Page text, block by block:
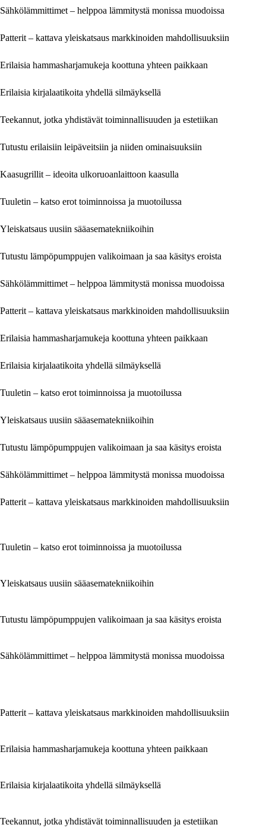
Sähkölämmittimet – helppoa lämmitystä monissa muodoissa
Patterit – kattava yleiskatsaus markkinoiden mahdollisuuksiin
Erilaisia hammasharjamukeja koottuna yhteen paikkaan
Erilaisia kirjalaatikoita yhdellä silmäyksellä
Teekannut, jotka yhdistävät toiminnallisuuden ja estetiikan
Tutustu erilaisiin leipäveitsiin ja niiden ominaisuuksiin
Kaasugrillit – ideoita ulkoruoanlaittoon kaasulla
Tuuletin – katso erot toiminnoissa ja muotoilussa
Yleiskatsaus uusiin sääasematekniikoihin
Tutustu lämpöpumppujen valikoimaan ja saa käsitys eroista
Sähkölämmittimet – helppoa lämmitystä monissa muodoissa
Patterit – kattava yleiskatsaus markkinoiden mahdollisuuksiin
Erilaisia hammasharjamukeja koottuna yhteen paikkaan
Erilaisia kirjalaatikoita yhdellä silmäyksellä
Tuuletin – katso erot toiminnoissa ja muotoilussa
Yleiskatsaus uusiin sääasematekniikoihin
Tutustu lämpöpumppujen valikoimaan ja saa käsitys eroista
Sähkölämmittimet – helppoa lämmitystä monissa muodoissa
Patterit – kattava yleiskatsaus markkinoiden mahdollisuuksiin
Tuuletin – katso erot toiminnoissa ja muotoilussa
Yleiskatsaus uusiin sääasematekniikoihin
Tutustu lämpöpumppujen valikoimaan ja saa käsitys eroista
Sähkölämmittimet – helppoa lämmitystä monissa muodoissa
Patterit – kattava yleiskatsaus markkinoiden mahdollisuuksiin
Erilaisia hammasharjamukeja koottuna yhteen paikkaan
Erilaisia kirjalaatikoita yhdellä silmäyksellä
Teekannut, jotka yhdistävät toiminnallisuuden ja estetiikan